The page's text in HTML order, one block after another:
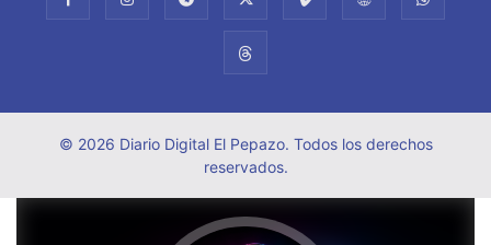
© 2026 Diario Digital El Pepazo. Todos los derechos
reservados.